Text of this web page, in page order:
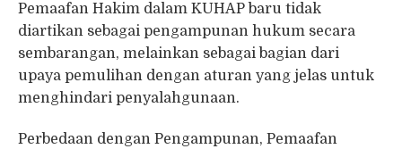
Pemaafan Hakim dalam KUHAP baru tidak
diartikan sebagai pengampunan hukum secara
sembarangan, melainkan sebagai bagian dari
upaya pemulihan dengan aturan yang jelas untuk
menghindari penyalahgunaan.
Perbedaan dengan Pengampunan, Pemaafan